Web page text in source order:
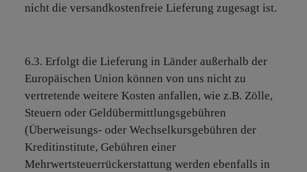
nicht die versandkostenfreie Lieferung zugesagt ist.
6.3. Erfolgt die Lieferung in Länder außerhalb der
Europäischen Union können von uns nicht zu
vertretende weitere Kosten anfallen, wie z.B. Zölle,
Steuern oder Geldübermittlungsgebühren
(Überweisungs- oder Wechselkursgebühren der
Kreditinstitute, Gebühren einer
Mehrwertsteuerrückerstattung werden ebenfalls in